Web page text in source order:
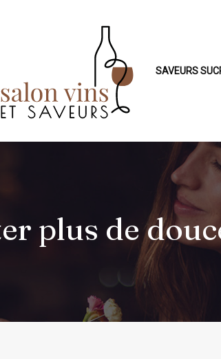
SAVEURS
plus de